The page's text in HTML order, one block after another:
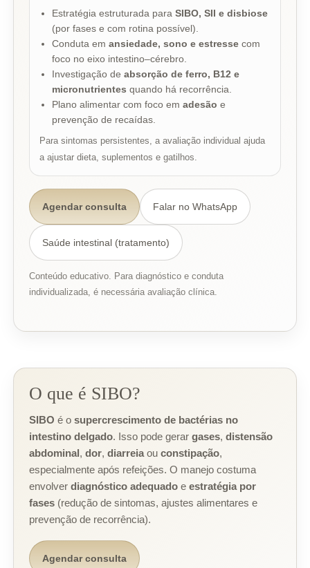
Estratégia estruturada para SIBO, SII e disbiose
(por fases e com rotina possível).
Conduta em ansiedade, sono e estressecom
foco no eixo intestino–cérebro.
Investigação de absorção de ferro, B12 e
micronutrientes quando há recorrência.
Plano alimentar com foco em adesão e
prevenção de recaídas.
Para sintomas persistentes, a avaliação individual ajuda
a ajustar dieta, suplementos e gatilhos.
Agendar consulta Falar no WhatsApp
Saúde intestinal (tratamento)
Conteúdo educativo. Para diagnóstico e conduta
individualizada, é necessária avaliação clínica.
O que é SIBO?
SIBO é o supercrescimento de bactérias no
intestino delgado. Isso pode gerar gases, distensão
abdominal, dor, diarreiaou constipação,
especialmente após refeições. O manejo costuma
envolver diagnóstico adequadoe estratégia por
fases(redução de sintomas, ajustes alimentares e
prevenção de recorrência).
Agendar consulta